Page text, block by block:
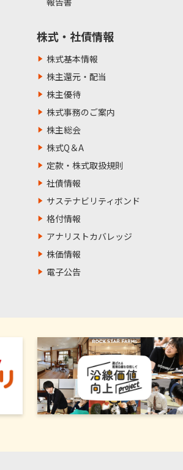
株式・社債情報
株式基本情報
株主還元・配当
株主優待
株式事務のご案内
株主総会
株式Q＆A
定款・株式取扱規則
社債情報
サステナビリティボンド
格付情報
アナリストカバレッジ
株価情報
電子公告